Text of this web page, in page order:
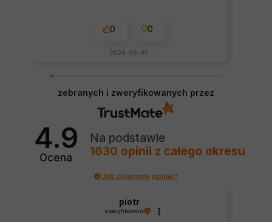
0 0
2026-06-02
zebranych i zweryfikowanych przez
4.9
Ocena
Na podstawie
1630 opinii z całego okresu
Jak zbieramy opinie?
piotr
zweryfikowano